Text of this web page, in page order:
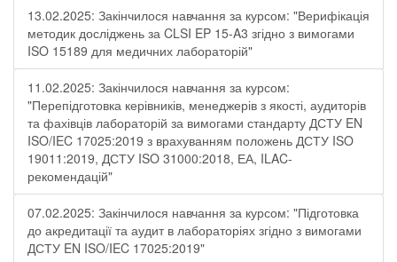
13.02.2025: Закінчилося навчання за курсом: "Верифікація
методик досліджень за CLSI EP 15-A3 згідно з вимогами
ISO 15189 для медичних лабораторій"
11.02.2025: Закінчилося навчання за курсом:
"Перепідготовка керівників, менеджерів з якості, аудиторів
та фахівців лабораторій за вимогами стандарту ДСТУ EN
ISO/IEC 17025:2019 з врахуванням положень ДСТУ ISO
19011:2019, ДСТУ ISO 31000:2018, ЕА, ILAC-
рекомендацій"
07.02.2025: Закінчилося навчання за курсом: "Підготовка
до акредитації та аудит в лабораторіях згідно з вимогами
ДСТУ EN ISO/IEC 17025:2019"